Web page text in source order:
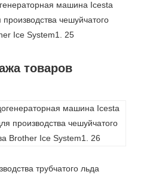
товаров
трубчатого льда